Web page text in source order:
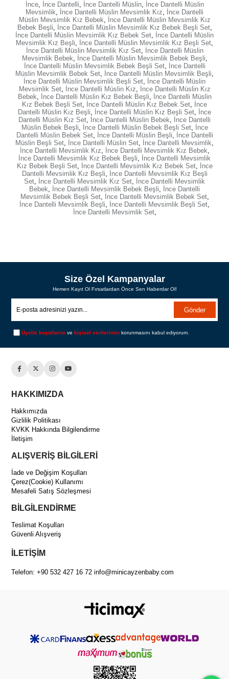
İnce, İnce Dantelli, İnce Dantelli Müslin,
İnce Dantelli Müslin
Mevsimlik, İnce Dantelli Müslin Mevsimlik Kız,
İnce Dantelli
Müslin Mevsimlik Kız Bebek,
İnce Dantelli Müslin Mevsimlik Kız
Bebek Beşli, İnce Dantelli Müslin Mevsimlik Kız Bebek Beşli Set,
İnce Dantelli Müslin Mevsimlik Kız Bebek Set,
İnce Dantelli Müslin
Mevsimlik Kız Beşli, İnce Dantelli Müslin Mevsimlik Kız Beşli Set,
İnce Dantelli Müslin Mevsimlik Kız Set,
İnce Dantelli Müslin
Mevsimlik Bebek, İnce Dantelli Müslin Mevsimlik Bebek Beşli,
İnce Dantelli Müslin Mevsimlik Bebek Beşli Set,
İnce Dantelli
Müslin Mevsimlik Bebek Set, İnce Dantelli Müslin Mevsimlik Beşli,
İnce Dantelli Müslin Mevsimlik Beşli Set,
İnce Dantelli Müslin
Mevsimlik Set, İnce Dantelli Müslin Kız,
İnce Dantelli Müslin Kız
Bebek, İnce Dantelli Müslin Kız Bebek Beşli,
İnce Dantelli Müslin
Kız Bebek Beşli Set, İnce Dantelli Müslin Kız Bebek Set,
İnce
Dantelli Müslin Kız Beşli, İnce Dantelli Müslin Kız Beşli Set,
İnce
Dantelli Müslin Kız Set, İnce Dantelli Müslin Bebek,
İnce Dantelli
Müslin Bebek Beşli, İnce Dantelli Müslin Bebek Beşli Set,
İnce
Dantelli Müslin Bebek Set, İnce Dantelli Müslin Beşli,
İnce Dantelli
Müslin Beşli Set, İnce Dantelli Müslin Set, İnce Dantelli Mevsimlik,
İnce Dantelli Mevsimlik Kız, İnce Dantelli Mevsimlik Kız Bebek,
İnce Dantelli Mevsimlik Kız Bebek Beşli,
İnce Dantelli Mevsimlik
Kız Bebek Beşli Set, İnce Dantelli Mevsimlik Kız Bebek Set,
İnce
Dantelli Mevsimlik Kız Beşli,
İnce Dantelli Mevsimlik Kız Beşli
Set, İnce Dantelli Mevsimlik Kız Set,
İnce Dantelli Mevsimlik
Bebek, İnce Dantelli Mevsimlik Bebek Beşli,
İnce Dantelli
Mevsimlik Bebek Beşli Set, İnce Dantelli Mevsimlik Bebek Set,
İnce Dantelli Mevsimlik Beşli, İnce Dantelli Mevsimlik Beşli Set,
İnce Dantelli Mevsimlik Set,
Size Özel Kampanyalar
Hemen Kayıt Ol Fırsatlardan Önce Sen Haberdar Ol!
Gönder
Üyelik koşullarını ve kişisel verilerimin korunmasını kabul ediyorum.
HAKKIMIZDA
Hakkımızda
Gizlilik Politikası
KVKK Hakkında Bilgilendirme
İletişim
ALIŞVERİŞ BİLGİLERİ
İade ve Değişim Koşulları
Çerez(Cookie) Kullanımı
Mesafeli Satış Sözleşmesi
BİLGİLENDİRME
Teslimat Koşulları
Güvenli Alışveriş
İLETİŞİM
Telefon: +90 532 427 16 72info@minicayzenbaby.com